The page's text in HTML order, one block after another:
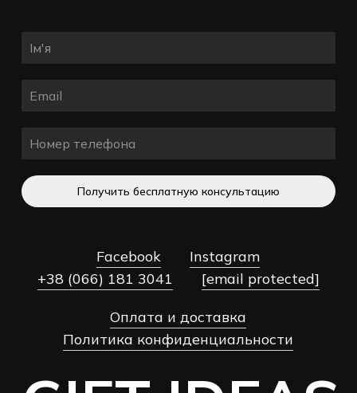
Получить бесплатную консультацию
Facebook
Instagram
+38 (066) 181 3041
[email protected]
Оплата и доставка
Политика конфиденциальности